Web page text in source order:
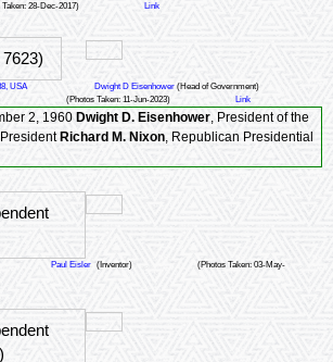
Taken: 28-Dec-2017) Link
USA Dwight D Eisenhower (Head of Government)
(Photos Taken: 11-Jun-2023) Link
2, 1960 Dwight D. Eisenhower, President of the
Richard M. Nixon, Republican Presidential
Paul Eisler (Inventor)
(Photos Taken: 03-May-